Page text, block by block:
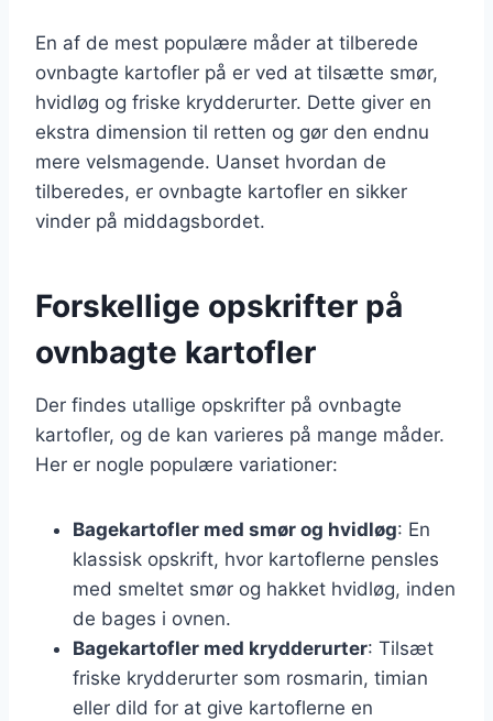
En af de mest populære måder at tilberede
ovnbagte kartofler på er ved at tilsætte smør,
hvidløg og friske krydderurter. Dette giver en
ekstra dimension til retten og gør den endnu
mere velsmagende. Uanset hvordan de
tilberedes, er ovnbagte kartofler en sikker
vinder på middagsbordet.
Forskellige opskrifter på
ovnbagte kartofler
Der findes utallige opskrifter på ovnbagte
kartofler, og de kan varieres på mange måder.
Her er nogle populære variationer:
Bagekartofler med smør og hvidløg: En
klassisk opskrift, hvor kartoflerne pensles
med smeltet smør og hakket hvidløg, inden
de bages i ovnen.
Bagekartofler med krydderurter: Tilsæt
friske krydderurter som rosmarin, timian
eller dild for at give kartoflerne en